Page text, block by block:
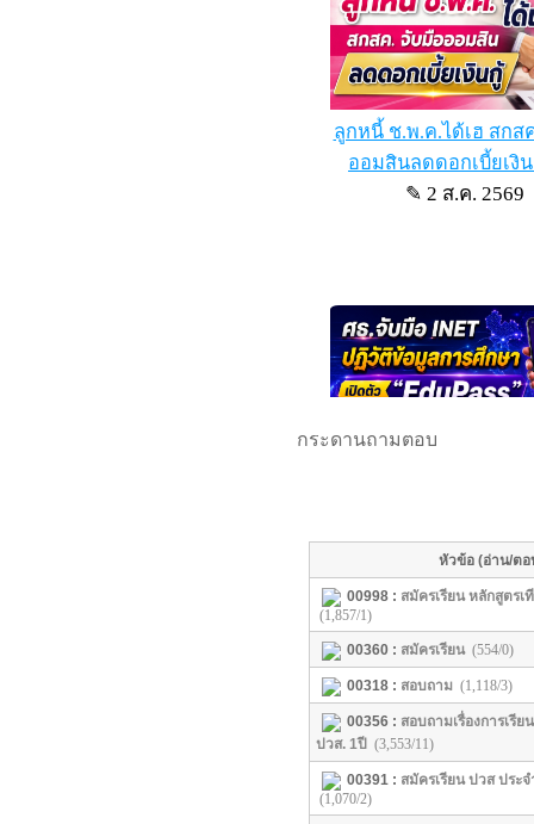
กระดานถามตอบ
หัวข้อ (อ่าน/ตอ
00998 : สมัครเรียน หลักสูตรเ
(1,857/1)
00360 : สมัครเรียน (554/0)
00318 : สอบถาม (1,118/3)
00356 : สอบถามเรื่องการเรี
ปวส. 1ปี (3,553/11)
00391 : สมัครเรียน ปวส ประ
(1,070/2)